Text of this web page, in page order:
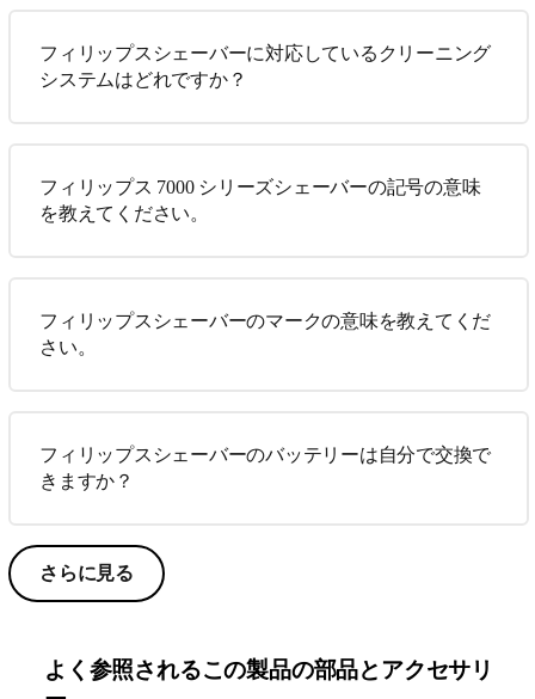
フィリップスシェーバーに対応しているクリーニング
システムはどれですか？
フィリップス 7000 シリーズシェーバーの記号の意味
を教えてください。
フィリップスシェーバーのマークの意味を教えてくだ
さい。
フィリップスシェーバーのバッテリーは自分で交換で
きますか？
さらに見る
よく参照されるこの製品の部品とアクセサリ